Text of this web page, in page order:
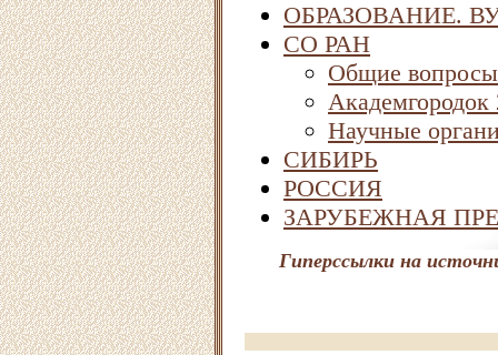
ОБРАЗОВАНИЕ.
СО РАН
Общие вопросы
Научные
СИБИРЬ
РОССИЯ
ЗАРУБЕЖНАЯ
Гиперссылки на